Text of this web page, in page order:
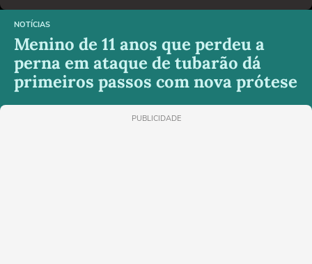
NOTÍCIAS
Menino de 11 anos que perdeu a
perna em ataque de tubarão dá
primeiros passos com nova prótese
PUBLICIDADE